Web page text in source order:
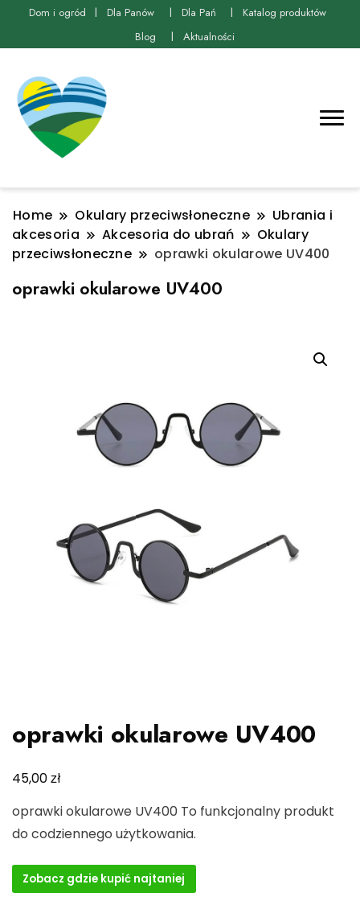
Dom i ogród Dla Panów Dla Pań
Katalog produktów
Blog
Aktualności
Home Okulary przeciwsłoneczne
Ubrania i
akcesoria
Akcesoria do ubrań
Okulary
przeciwsłoneczne
oprawki okularowe UV400
oprawki okularowe UV400
oprawki okularowe UV400
45,00zł
oprawki okularowe UV400 To funkcjonalny produkt
do codziennego użytkowania.
Zobacz gdzie kupić najtaniej